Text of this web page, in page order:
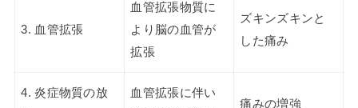
3. 血管拡張
血管拡張物質に
より脳の血管が
拡張
ズキンズキンと
した痛み
4. 炎症物質の放
血管拡張に伴い
痛みの増強